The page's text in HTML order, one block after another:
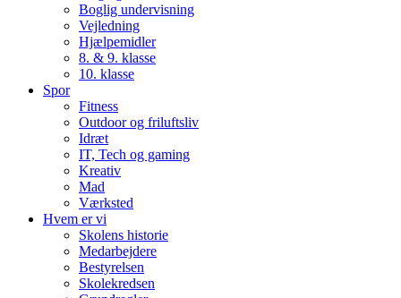
Boglig undervisning
Vejledning
Hjælpemidler
8. & 9. klasse
10. klasse
Spor
Fitness
Outdoor og friluftsliv
Idræt
IT, Tech og gaming
Kreativ
Mad
Værksted
Hvem er vi
Skolens historie
Medarbejdere
Bestyrelsen
Skolekredsen